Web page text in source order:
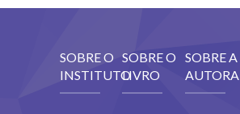
SOBRE O
INSTITUTO
SOBRE O
LIVRO
SOBRE A
AUTORA